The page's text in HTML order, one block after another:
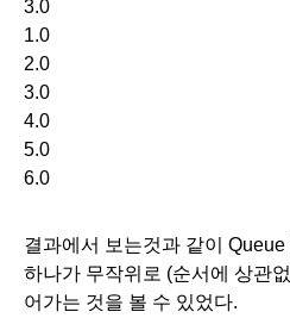
3.0
1.0
2.0
3.0
4.0
5.0
6.0
결과에서 보는것과 같이
하나가 무작위로 (순서에 상관
어가는 것을 볼 수 있었다.